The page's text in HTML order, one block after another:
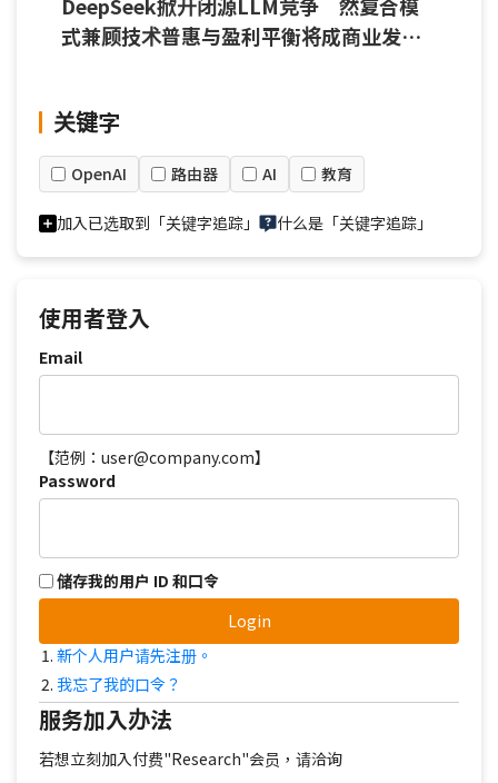
式兼顾技术普惠与盈利平衡将成商业发展
关键字
OpenAI 路由器 AI 教育
加入已选取到「关键字追踪」 什么是「关键字追踪」
使用者登入
Email
【范例：user@company.com】
Password
储存我的用户 ID 和口令
Login
新个人用户请先注册。
我忘了我的口令？
服务加入办法
若想立刻加入付费"Research"会员，请洽询